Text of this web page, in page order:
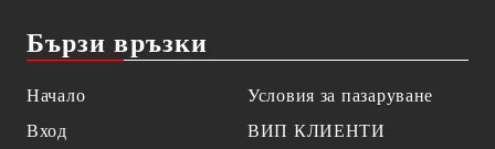
Бързи връзки
Начало
Вход
Условия за пазаруване
ВИП КЛИЕНТИ